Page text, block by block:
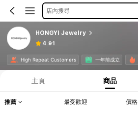
店內搜尋
HONGYI Jewelry
4.91
High Repeat Customers 一年前成立
主頁 商品
推薦 最受歡迎 價格